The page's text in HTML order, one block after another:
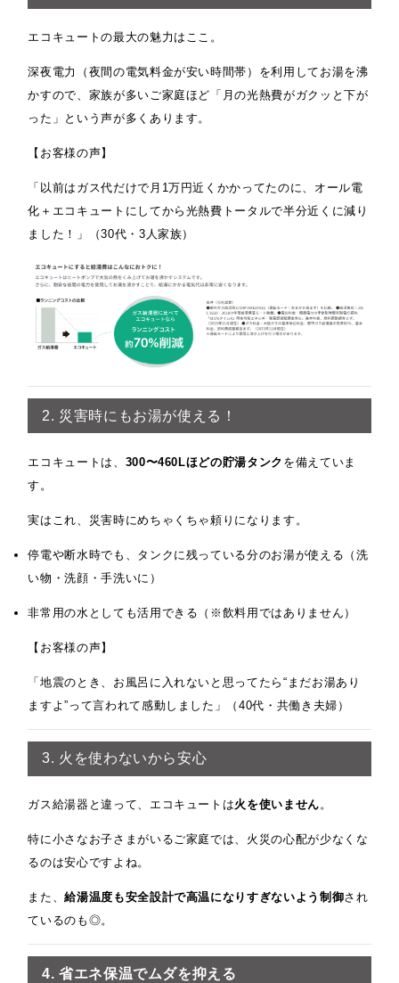
エコキュートの最大の魅力はここ。
深夜電力（夜間の電気料金が安い時間帯）を利用してお湯を沸
かすので、家族が多いご家庭ほど「月の光熱費がガクッと下が
った」という声が多くあります。
【お客様の声】
「以前はガス代だけで月1万円近くかかってたのに、オール電
化＋エコキュートにしてから光熱費トータルで半分近くに減り
ました！」（30代・3人家族）
2. 災害時にもお湯が使える！
エコキュートは、 300〜460Lほどの貯湯タンク を備えていま
す。
実はこれ、災害時にめちゃくちゃ頼りになります。
停電や断水時でも、タンクに残っている分のお湯が使える（洗
い物・洗顔・手洗いに）
非常用の水としても活用できる（※飲料用ではありません）
【お客様の声】
「地震のとき、お風呂に入れないと思ってたら“まだお湯あり
ますよ”って言われて感動しました」（40代・共働き夫婦）
3. 火を使わないから安心
ガス給湯器と違って、エコキュートは火を使いません 。
特に小さなお子さまがいるご家庭では、火災の心配が少なくな
るのは安心ですよね。
また、給湯温度も安全設計で高温になりすぎないよう制御され
ているのも◎。
4. 省エネ保温でムダを抑える